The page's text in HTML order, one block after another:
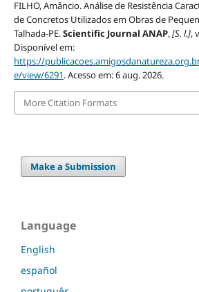
FILHO, Amâncio. Análise de Resistência
de Concretos Utilizados em Obras de
Talhada-PE.Scientific Journal ANAP,[S. l.],
Disponível em:
https://
e/view/6291. Acesso em: 6 aug. 2026.
More Citation Formats
Make a Submission
Language
English
español